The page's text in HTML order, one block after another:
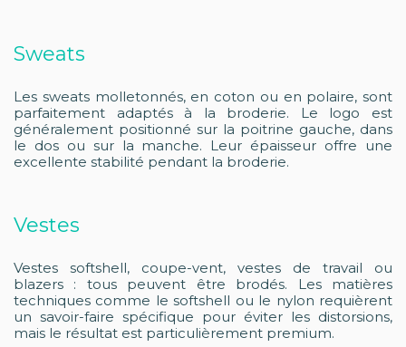
Sweats
Les sweats molletonnés, en coton ou en polaire, sont
parfaitement adaptés à la broderie. Le logo est
généralement positionné sur la poitrine gauche, dans
le dos ou sur la manche. Leur épaisseur offre une
excellente stabilité pendant la broderie.
Vestes
Vestes softshell, coupe-vent, vestes de travail ou
blazers : tous peuvent être brodés. Les matières
techniques comme le softshell ou le nylon requièrent
un savoir-faire spécifique pour éviter les distorsions,
mais le résultat est particulièrement premium.